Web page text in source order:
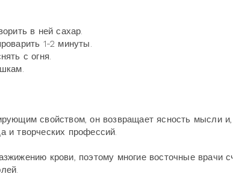
в ней сахар.
1-2 минуты.
с огня.
свойством, он возвращает ясность мысли
и творческих профессий.
крови, поэтому многие восточные врачи